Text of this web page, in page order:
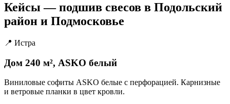
Кейсы — подшив свесов в Подольский
район и Подмосковье
📍 Истра
Дом 240 м², ASKO белый
Виниловые софиты ASKO белые с перфорацией. Карнизные
и ветровые планки в цвет кровли.